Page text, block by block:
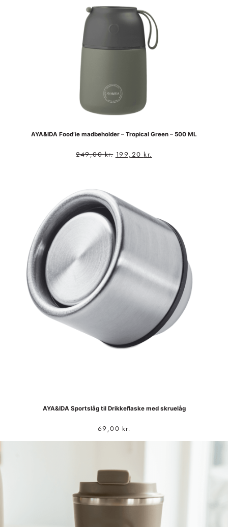
AYA&IDA Food’ie madbeholder – Tropical Green – 500 ML
249,00kr. 199,20 kr.
AYA&IDA Sportslåg til Drikkeflaske med skruelåg
69,00 kr.